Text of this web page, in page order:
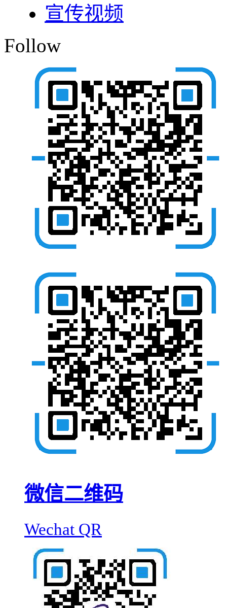
宣传视频
Follow
微信二维码
Wechat QR